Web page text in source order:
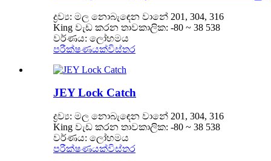
ද්‍රව්‍ය: මල නොබැඳෙන වානේ 201, 304, 316
King වැඩ කරන තාවකාලික: -80 ~ 38 538
වර්ණය: ලෝහමය
පරීක්ෂණයක්විස්තර
JEY Lock Catch
ද්‍රව්‍ය: මල නොබැඳෙන වානේ 201, 304, 316
King වැඩ කරන තාවකාලික: -80 ~ 38 538
වර්ණය: ලෝහමය
පරීක්ෂණයක්විස්තර